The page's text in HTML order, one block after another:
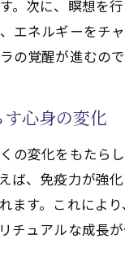
気功(天啓気
クンダ
気功(天
気功(天
心と体
クンダ
チャクラを
気功(天
。次に、瞑想を
エネルギーをチ
の覚醒が進むので
心身の変化
の変化をもたら
ば、免疫力が強
ます。これによ
チュアルな成長